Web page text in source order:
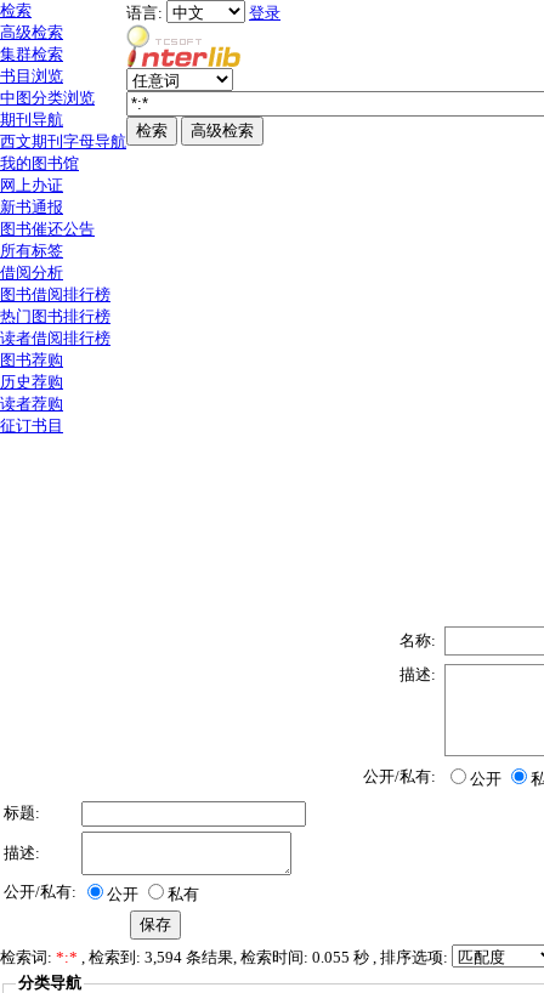
检索
高级检索
集群检索
书目浏览
中图分类浏览
期刊导航
西文期刊字母导航
我的图书馆
网上办证
新书通报
图书催还公告
所有标签
借阅分析
图书借阅排行榜
热门图书排行榜
读者借阅排行榜
图书荐购
历史荐购
读者荐购
征订书目
语言: 登录
名称:
描述:
公开/私有: 公开
标题:
描述:
公开/私有: 公开 私有
检索词: *:* , 检索到: 3,594 条结果, 检索时间: 0.055 秒 , 排序选项:
分类导航